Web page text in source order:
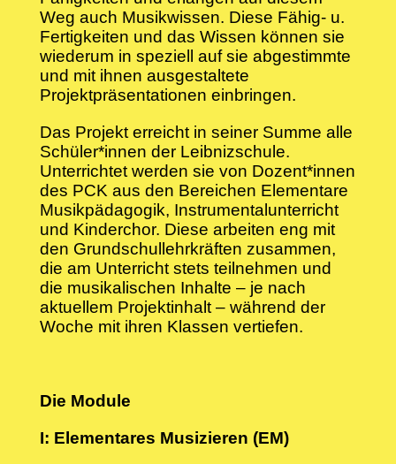
Weg auch Musikwissen. Diese Fähig- u.
Fertigkeiten und das Wissen können sie
wiederum in speziell auf sie abgestimmte
und mit ihnen ausgestaltete
Projektpräsentationen einbringen.
Das Projekt erreicht in seiner Summe alle
Schüler*innen der Leibnizschule.
Unterrichtet werden sie von Dozent*innen
des PCK aus den Bereichen Elementare
Musikpädagogik, Instrumentalunterricht
und Kinderchor. Diese arbeiten eng mit
den Grundschullehrkräften zusammen,
die am Unterricht stets teilnehmen und
die musikalischen Inhalte – je nach
aktuellem Projektinhalt – während der
Woche mit ihren Klassen vertiefen.
Die Module
I: Elementares Musizieren (EM)